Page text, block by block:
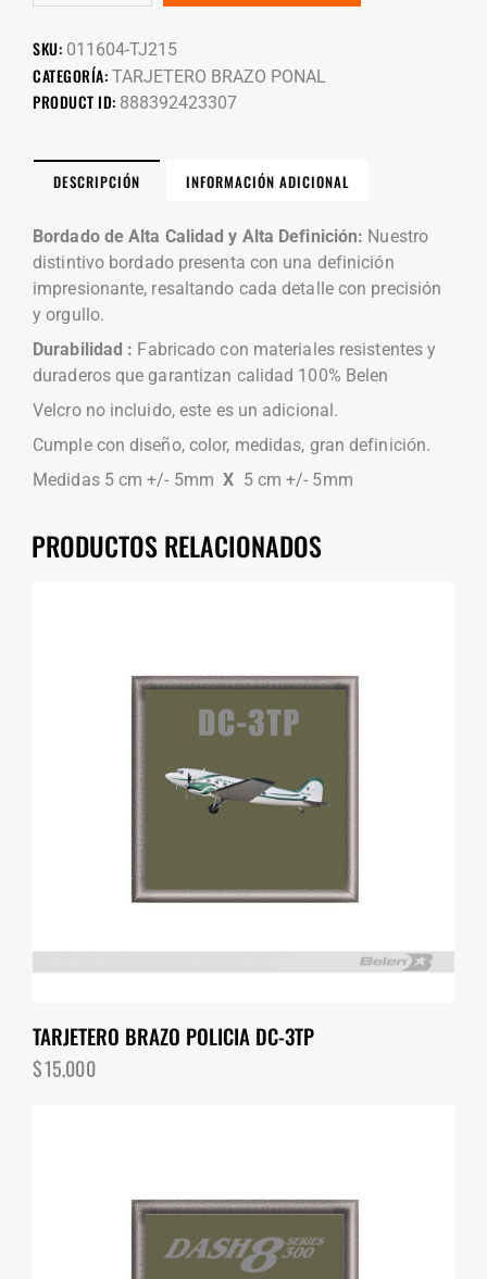
SKU: 011604-TJ215
CATEGORÍA: TARJETERO BRAZO PONAL
PRODUCT ID: 888392423307
DESCRIPCIÓN INFORMACIÓN ADICIONAL
Bordado de Alta Calidad y Alta Definición: Nuestro
distintivo bordado presenta con una definición
impresionante, resaltando cada detalle con precisión
y orgullo.
Durabilidad : Fabricado con materiales resistentes y
duraderos que garantizan calidad 100% Belen
Velcro no incluido, este es un adicional.
Cumple con diseño, color, medidas, gran definición.
Medidas 5 cm +/- 5mmX 5 cm +/- 5mm
PRODUCTOS RELACIONADOS
TARJETERO BRAZO POLICIA DC-3TP
$15,000